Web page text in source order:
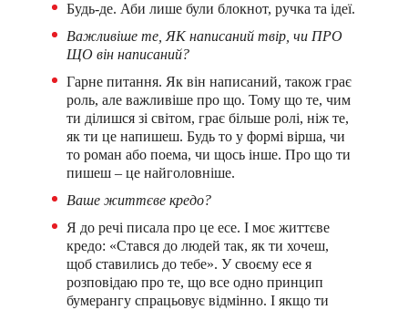
Будь-де. Аби лише були блокнот, ручка та ідеї.
Важливіше те, ЯК написаний твір, чи ПРО
ЩО він написаний?
Гарне питання. Як він написаний, також грає
роль, але важливіше про що. Тому що те, чим
ти ділишся зі світом, грає більше ролі, ніж те,
як ти це напишеш. Будь то у формі вірша, чи
то роман або поема, чи щось інше. Про що ти
пишеш – це найголовніше.
Ваше життєве кредо?
Я до речі писала про це есе. І моє життєве
кредо: «Стався до людей так, як ти хочеш,
щоб ставились до тебе». У своєму есе я
розповідаю про те, що все одно принцип
бумерангу спрацьовує відмінно. І якщо ти